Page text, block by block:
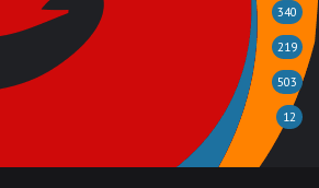
340
219
503
12